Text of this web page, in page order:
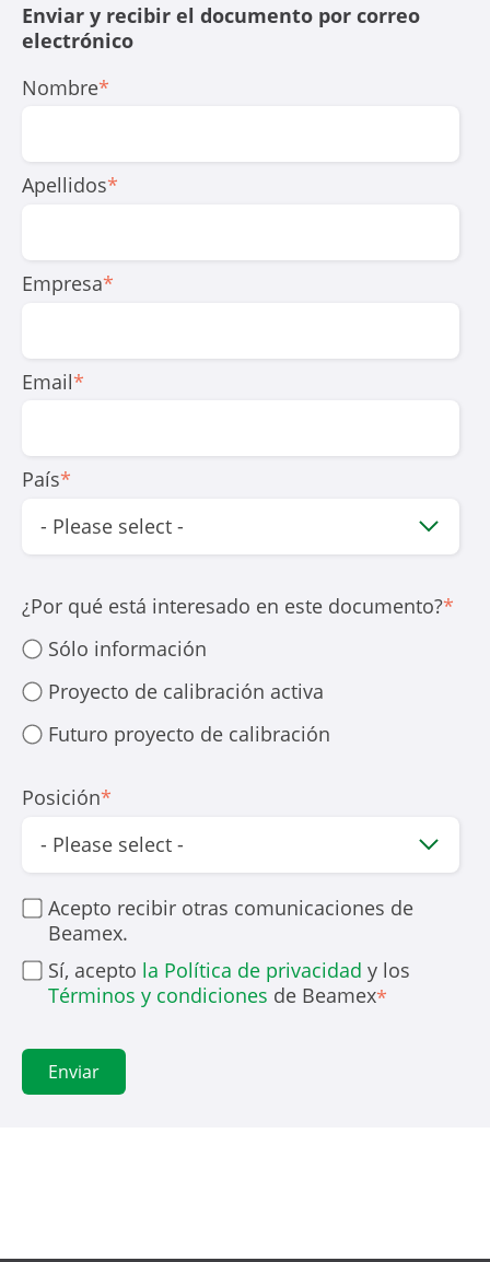
Enviar y recibir el documento por correo
electrónico
Nombre*
Apellidos*
Empresa*
Email*
País*
¿Por qué está interesado en este documento?*
Sólo información
Proyecto de calibración activa
Futuro proyecto de calibración
Posición*
Acepto recibir otras comunicaciones de
Beamex.
Sí, acepto la Política de privacidad y los
Términos y condiciones de Beamex*